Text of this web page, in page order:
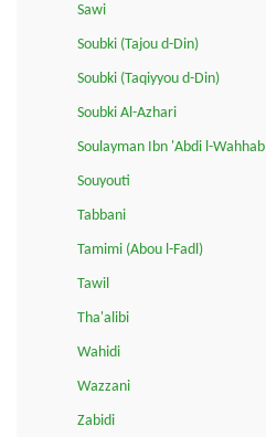
Sawi
Soubki (Tajou d-Din)
Soubki (Taqiyyou d-Din)
Soubki Al-Azhari
Soulayman Ibn 'Abdi l-Wahhab
Souyouti
Tabbani
Tamimi (Abou l-Fadl)
Tawil
Tha'alibi
Wahidi
Wazzani
Zabidi